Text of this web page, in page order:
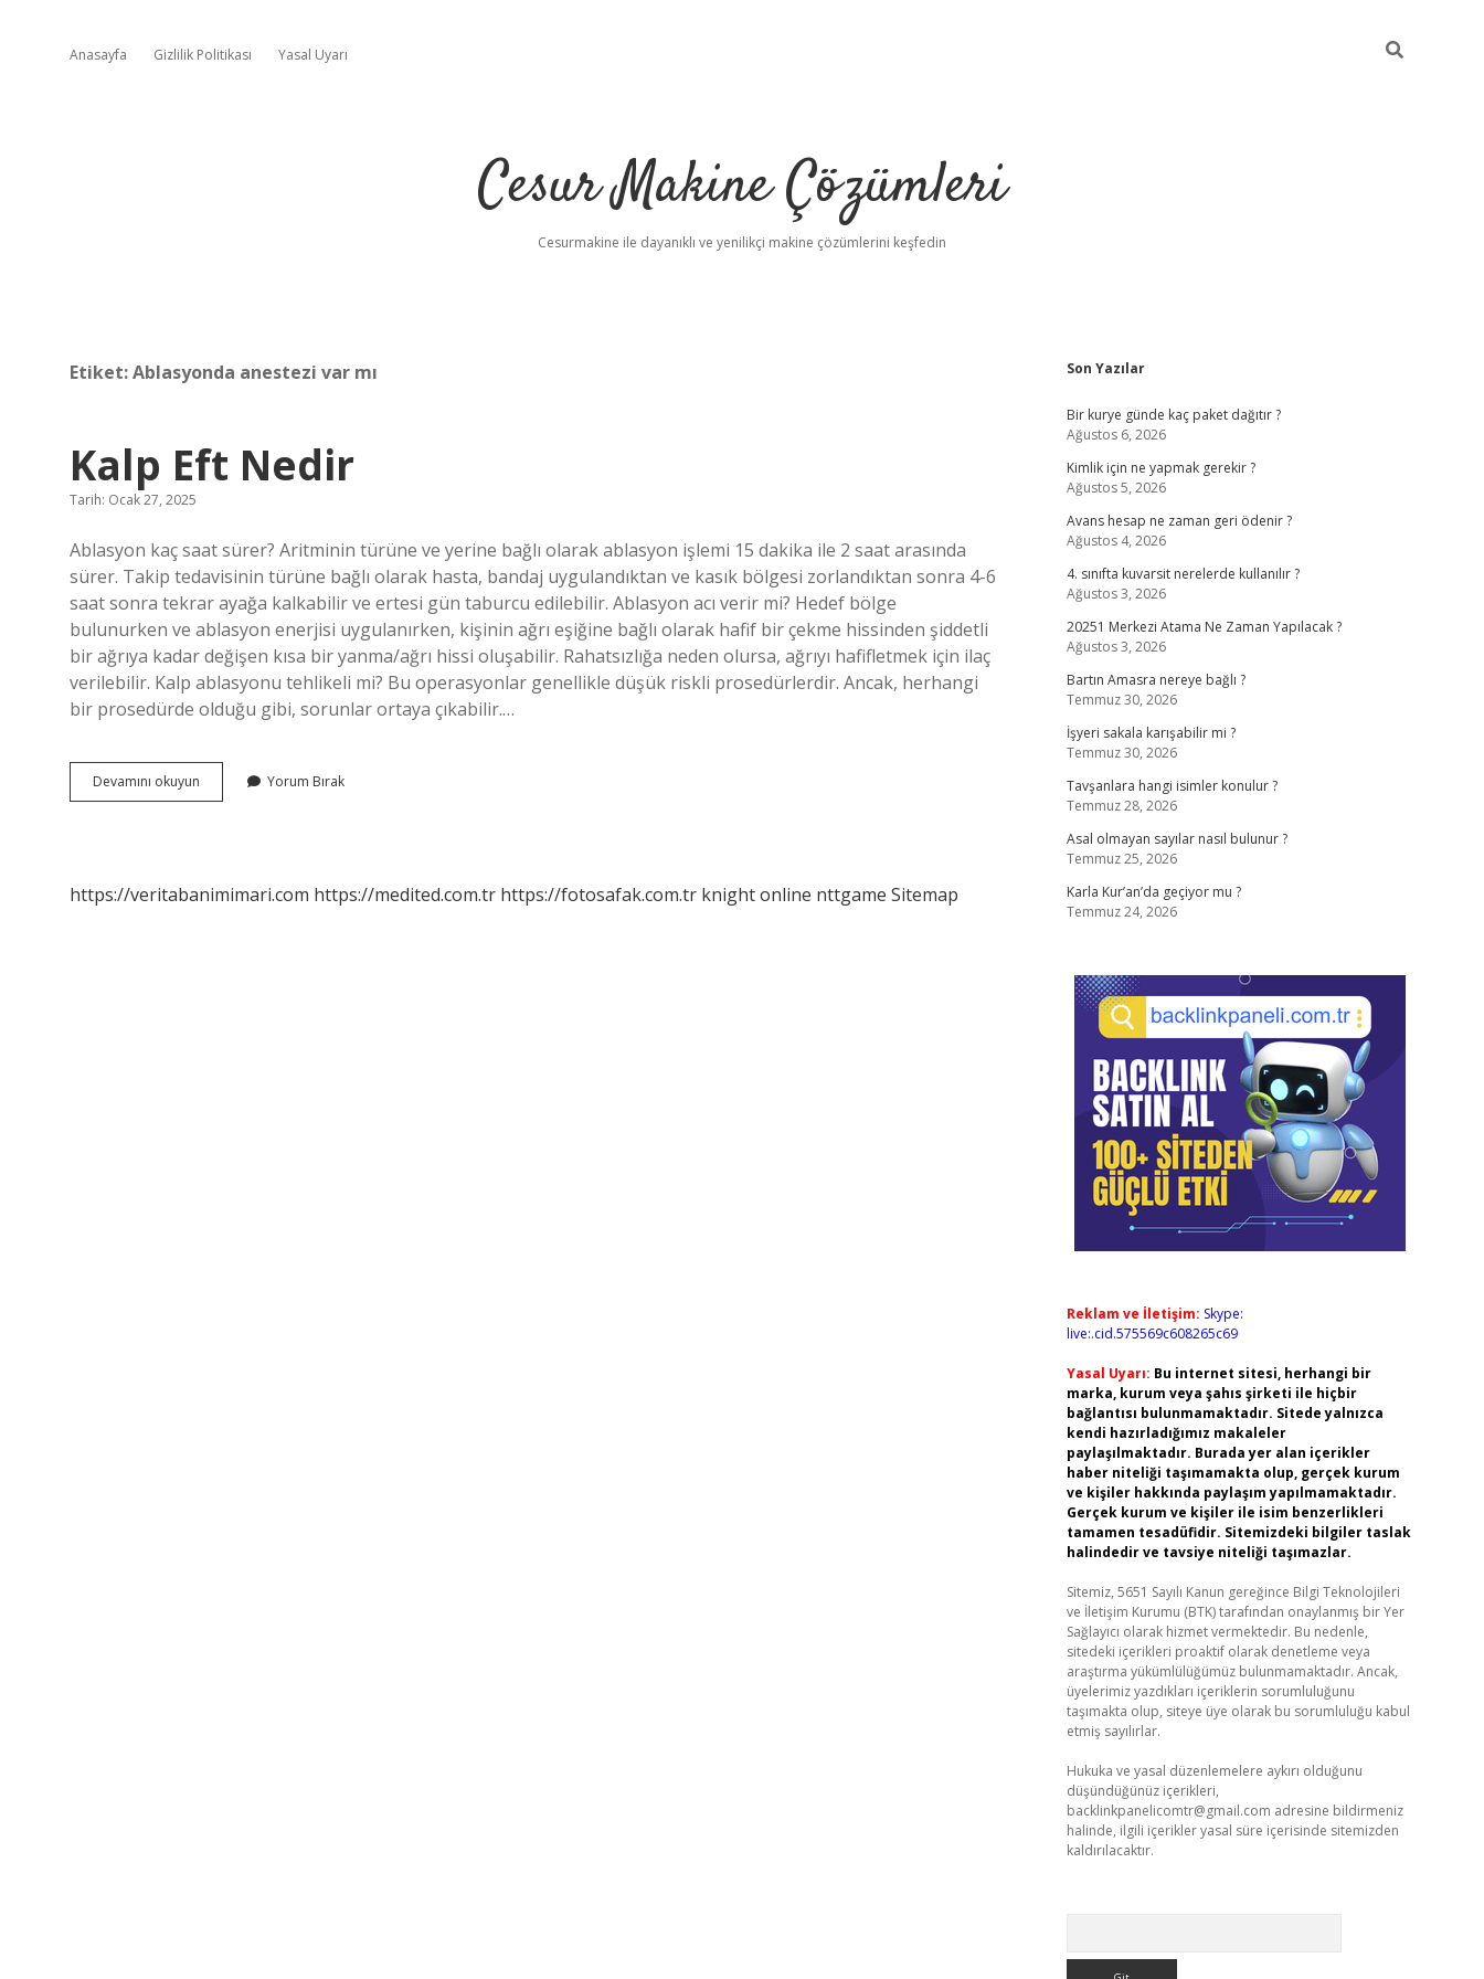
Anasayfa Gizlilik Politikası Yasal Uyarı
Cesur Makine Çözümleri
Cesurmakine ile dayanıklı ve yenilikçi makine çözümlerini keşfedin
Etiket:Ablasyonda anestezi var mı
Kalp Eft Nedir
Tarih: Ocak 27, 2025
Ablasyon kaç saat sürer? Aritminin türüne ve yerine bağlı olarak ablasyon işlemi 15 dakika ile 2 saat arasında
sürer. Takip tedavisinin türüne bağlı olarak hasta, bandaj uygulandıktan ve kasık bölgesi zorlandıktan sonra 4-6
saat sonra tekrar ayağa kalkabilir ve ertesi gün taburcu edilebilir. Ablasyon acı verir mi? Hedef bölge
bulunurken ve ablasyon enerjisi uygulanırken, kişinin ağrı eşiğine bağlı olarak hafif bir çekme hissinden şiddetli
bir ağrıya kadar değişen kısa bir yanma/ağrı hissi oluşabilir. Rahatsızlığa neden olursa, ağrıyı hafifletmek için ilaç
verilebilir. Kalp ablasyonu tehlikeli mi? Bu operasyonlar genellikle düşük riskli prosedürlerdir. Ancak, herhangi
bir prosedürde olduğu gibi, sorunlar ortaya çıkabilir.…
Devamını okuyun
Eft
Yorum Bırak
https://veritabanimimari.com https://medited.com.tr https://fotosafak.com.tr knight online nttgame Sitemap
Sidebar
Son Yazılar
Bir kurye günde kaç paket dağıtır ?
Ağustos 6, 2026
Kimlik için ne yapmak gerekir ?
Ağustos 5, 2026
Avans hesap ne zaman geri ödenir ?
Ağustos 4, 2026
4. sınıfta kuvarsit nerelerde kullanılır ?
Ağustos 3, 2026
20251 Merkezi Atama Ne Zaman Yapılacak ?
Ağustos 3, 2026
Bartın Amasra nereye bağlı ?
Temmuz 30, 2026
İşyeri sakala karışabilir mi ?
Temmuz 30, 2026
Tavşanlara hangi isimler konulur ?
Temmuz 28, 2026
Asal olmayan sayılar nasıl bulunur ?
Temmuz 25, 2026
Karla Kur’an’da geçiyor mu ?
Temmuz 24, 2026
Reklam ve İletişim: Skype:
live:.cid.575569c608265c69
Yasal Uyarı: Bu internet sitesi, herhangi bir
marka, kurum veya şahıs şirketi ile hiçbir
bağlantısı bulunmamaktadır. Sitede yalnızca
kendi hazırladığımız makaleler
paylaşılmaktadır. Burada yer alan içerikler
haber niteliği taşımamakta olup, gerçek kurum
ve kişiler hakkında paylaşım yapılmamaktadır.
Gerçek kurum ve kişiler ile isim benzerlikleri
tamamen tesadüfidir. Sitemizdeki bilgiler taslak
halindedir ve tavsiye niteliği taşımazlar.
Sitemiz, 5651 Sayılı Kanun gereğince Bilgi Teknolojileri
ve İletişim Kurumu (BTK) tarafından onaylanmış bir Yer
Sağlayıcı olarak hizmet vermektedir. Bu nedenle,
sitedeki içerikleri proaktif olarak denetleme veya
araştırma yükümlülüğümüz bulunmamaktadır. Ancak,
üyelerimiz yazdıkları içeriklerin sorumluluğunu
taşımakta olup, siteye üye olarak bu sorumluluğu kabul
etmiş sayılırlar.
Hukuka ve yasal düzenlemelere aykırı olduğunu
düşündüğünüz içerikleri,
backlinkpanelicomtr@gmail.com adresine bildirmeniz
halinde, ilgili içerikler yasal süre içerisinde sitemizden
kaldırılacaktır.